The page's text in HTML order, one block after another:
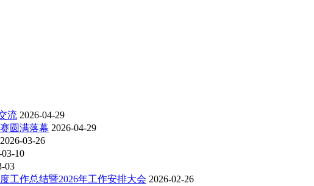
流 2026-04-29
圆满落幕 2026-04-29
2026-03-26
10
03
工作总结暨2026年工作安排大会 2026-02-26